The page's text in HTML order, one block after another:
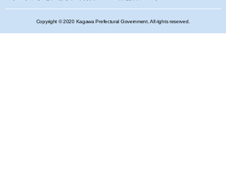
Copyright © 2020 Kagawa Prefectural Government. All rights reserved.